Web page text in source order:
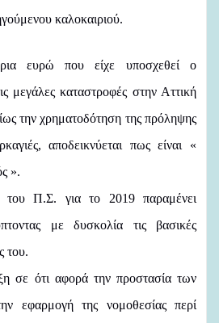
καλοκαιριού.
ευρώ που είχε υποσχεθεί ο
μεγάλες καταστροφές στην Αττική
την χρηματοδότηση της πρόληψης
αποδεικνύεται πως είναι «
».
του Π.Σ. για το 2019 παραμένει
με δυσκολία τις βασικές
του.
σε ότι αφορά την προστασία των
εφαρμογή της νομοθεσίας περί